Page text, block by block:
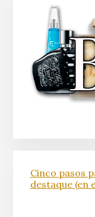
Cinco pasos
destaque (en